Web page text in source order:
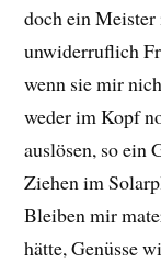
doch ein Meister
unwiderruflich
wenn sie mir
weder im Kopf
auslösen, so ein
Ziehen im
Bleiben mir
hätte, Genüsse